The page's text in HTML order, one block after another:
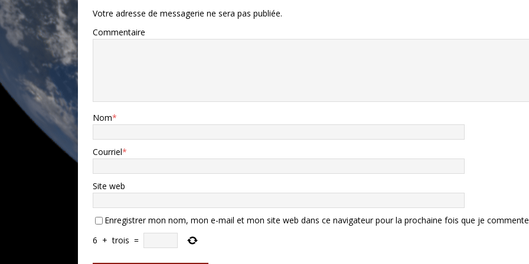
Votre adresse de messagerie ne sera pas publiée.
Commentaire
Nom*
Courriel*
Site web
Enregistrer mon nom, mon e-mail et mon site web dans ce navigateur pour la prochaine fois que je
6 + trois =